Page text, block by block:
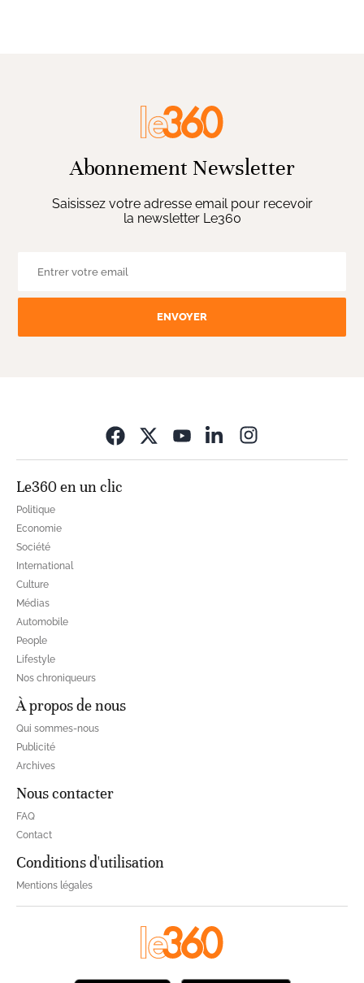
Abonnement Newsletter
Saisissez votre adresse email pour recevoir
la newsletter Le360
ENVOYER
Le360 en un clic
Politique
Economie
Société
International
Culture
Médias
Automobile
People
Lifestyle
Nos chroniqueurs
À propos de nous
Qui sommes-nous
Publicité
Archives
Nous contacter
FAQ
Contact
Conditions d'utilisation
Mentions légales